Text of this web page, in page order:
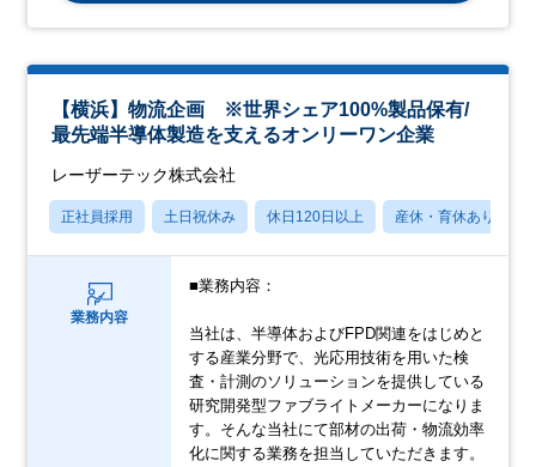
【横浜】物流企画 ※世界シェア100%製品保有/
最先端半導体製造を支えるオンリーワン企業
レーザーテック株式会社
正社員採用 土日祝休み 休日120日以上 産休・育休あり
業務内容
■業務内容：
当社は、半導体およびFPD関連をはじめと
する産業分野で、光応用技術を用いた検
査・計測のソリューションを提供している
研究開発型ファブライトメーカーになりま
す。そんな当社にて部材の出荷・物流効率
化に関する業務を担当していただきます。